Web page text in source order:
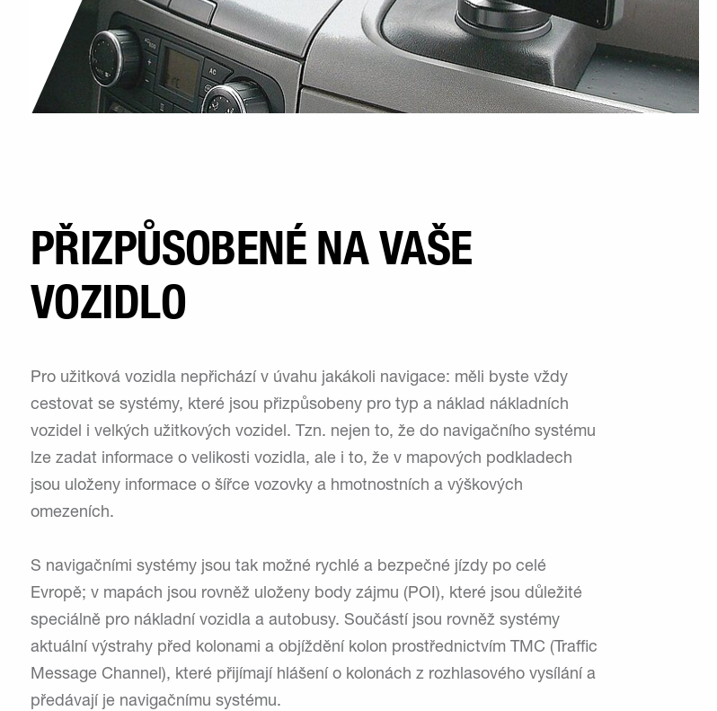
PŘIZPŮSOBENÉ NA VAŠE
VOZIDLO
Pro užitková vozidla nepřichází v úvahu jakákoli navigace: měli byste vždy
cestovat se systémy, které jsou přizpůsobeny pro typ a náklad nákladních
vozidel i velkých užitkových vozidel. Tzn. nejen to, že do navigačního systému
lze zadat informace o velikosti vozidla, ale i to, že v mapových podkladech
jsou uloženy informace o šířce vozovky a hmotnostních a výškových
omezeních.
S navigačními systémy jsou tak možné rychlé a bezpečné jízdy po celé
Evropě; v mapách jsou rovněž uloženy body zájmu (POI), které jsou důležité
speciálně pro nákladní vozidla a autobusy. Součástí jsou rovněž systémy
aktuální výstrahy před kolonami a objíždění kolon prostřednictvím TMC (Traffic
Message Channel), které přijímají hlášení o kolonách z rozhlasového vysílání a
předávají je navigačnímu systému.